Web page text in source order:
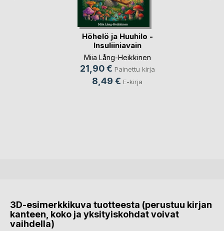
Höhelö ja Huuhilo -
Insuliiniavain
Miia Lång-Heikkinen
21,90 € Painettu kirja
8,49 € E-kirja
3D-esimerkkikuva tuotteesta (perustuu kirjan
kanteen, koko ja yksityiskohdat voivat
vaihdella)